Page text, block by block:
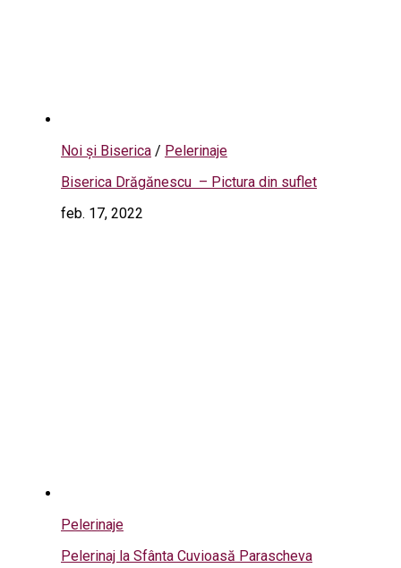
Noi și Biserica / Pelerinaje
Biserica Drăgănescu – Pictura din suflet
feb. 17, 2022
Pelerinaje
Pelerinaj la Sfânta Cuvioasă Parascheva